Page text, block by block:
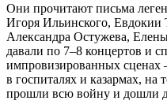
Они прочитают письма
Игоря Ильинского,
Александра Остужева,
давали по 7–8 концертов и
импровизированных сценах
в госпиталях и казармах, на
прошли всю войну и дошли